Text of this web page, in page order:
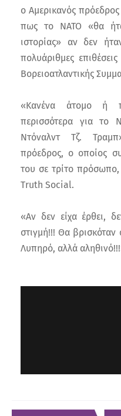
ο Αμερικανός
πως το ΝΑΤΟ «θα
ιστορίας» αν δεν
πολυάριθμες
Βορειοατλαντικής
«Κανένα άτομο ή
περισσότερα για
Ντόναλντ Τζ.
πρόεδρος, ο οποίος
του σε τρίτο
Truth Social.
«Αν δεν είχα έρθει,
στιγμή!!! Θα βρισκόταν
Λυπηρό, αλλά